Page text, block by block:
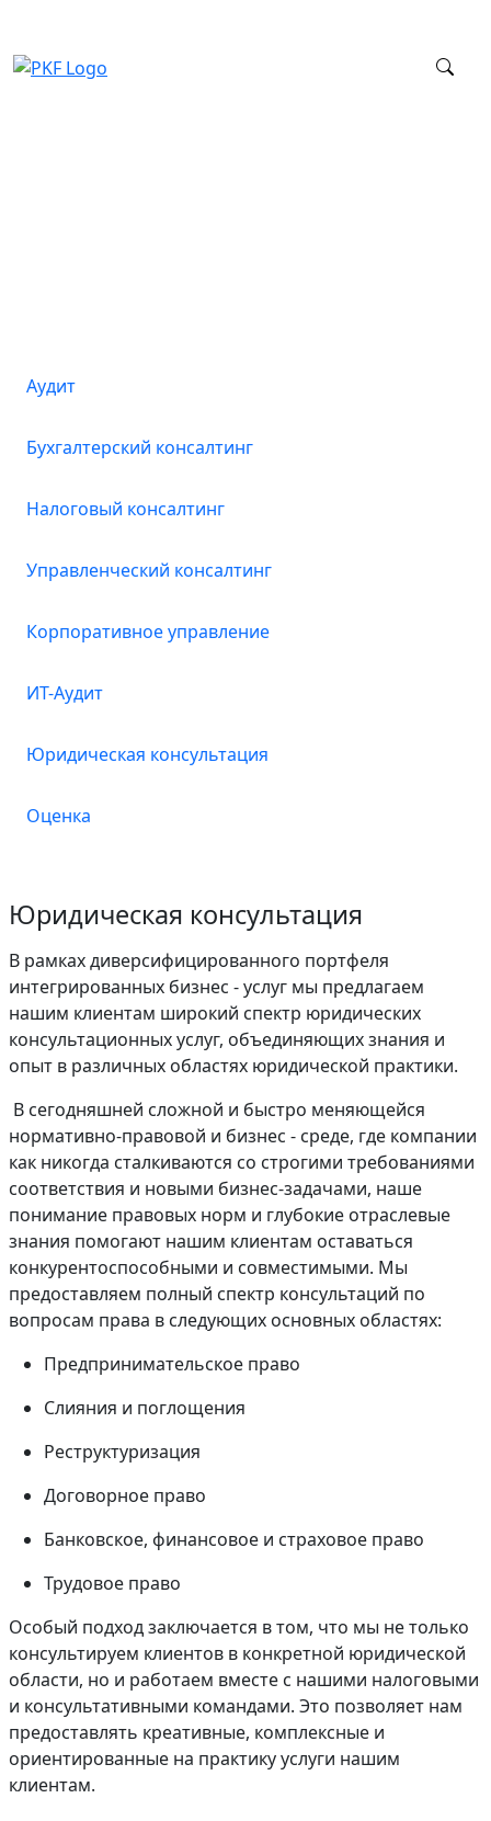
Аудит
Бухгалтерский консалтинг
Налоговый консалтинг
Управленческий консалтинг
Корпоративное управление
ИТ-Аудит
Юридическая консультация
Оценка
Юридическая консультация
В рамках диверсифицированного портфеля
интегрированных бизнес - услуг мы предлагаем
нашим клиентам широкий спектр юридических
консультационных услуг, объединяющих знания и
опыт в различных областях юридической практики.
В сегодняшней сложной и быстро меняющейся
нормативно-правовой и бизнес - среде, где компании
как никогда сталкиваются со строгими требованиями
соответствия и новыми бизнес-задачами, наше
понимание правовых норм и глубокие отраслевые
знания помогают нашим клиентам оставаться
конкурентоспособными и совместимыми. Мы
предоставляем полный спектр консультаций по
вопросам права в следующих основных областях:
Предпринимательское право
Слияния и поглощения
Реструктуризация
Договорное право
Банковское, финансовое и страховое право
Трудовое право
Особый подход заключается в том, что мы не только
консультируем клиентов в конкретной юридической
области, но и работаем вместе с нашими налоговыми
и консультативными командами. Это позволяет нам
предоставлять креативные, комплексные и
ориентированные на практику услуги нашим
клиентам.